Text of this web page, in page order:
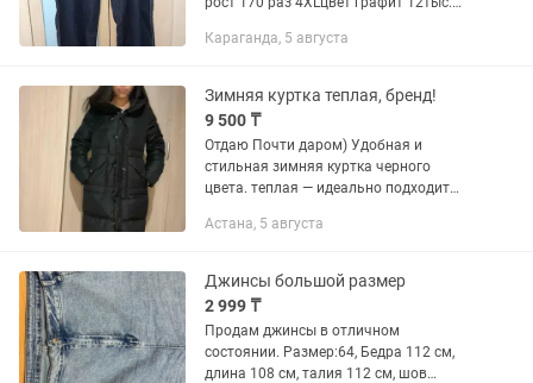
10тыс. Джинсы 4XL. На рост 175.
Караганда, 5 августа
Зимняя куртка теплая, бренд!
9 500 ₸
Отдаю Почти даром) Удобная и
стильная зимняя куртка черного
цвета. теплая — идеально подходит
сочетается и с джинсами, и с платьем.
Астана, 5 августа
Джинсы большой размер
2 999 ₸
Продам джинсы в отличном
состоянии. Размер:64, Бедра 112 см,
длина 108 см, талия 112 см, шов